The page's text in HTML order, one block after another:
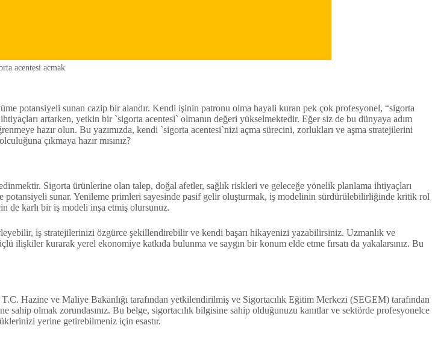
acentesi acmak
potansiyeli sunan cazip bir alandır. Kendi işinin patronu olma hayali kuran pek çok profesyonel, “sigorta
artarken, yetkin bir `sigorta acentesi` olmanın değeri yükselmektedir. Eğer siz de bu dünyaya adım
hazır olun. Bu yazımızda, kendi `sigorta acentesi`nizi açma sürecini, zorlukları ve aşma stratejilerini
çıkmaya hazır mısınız?
Sigorta ürünlerine olan talep, doğal afetler, sağlık riskleri ve geleceğe yönelik planlama ihtiyaçları
potansiyeli sunar. Yenileme primleri sayesinde pasif gelir oluşturmak, iş modelinin sürdürülebilirliğinde kritik rol
de karlı bir iş modeli inşa etmiş olursunuz.
iş stratejilerinizi özgürce şekillendirebilir ve kendi başarı hikayenizi yazabilirsiniz. Uzmanlık ve
kurarak yerel ekonomiye katkıda bulunma ve saygın bir konum elde etme fırsatı da yakalarsınız. Bu
Hazine ve Maliye Bakanlığı tarafından yetkilendirilmiş ve Sigortacılık Eğitim Merkezi (SEGEM) tarafından
olmak zorundasınız. Bu belge, sigortacılık bilgisine sahip olduğunuzu kanıtlar ve sektörde profesyonelce
yerine getirebilmeniz için esastır.